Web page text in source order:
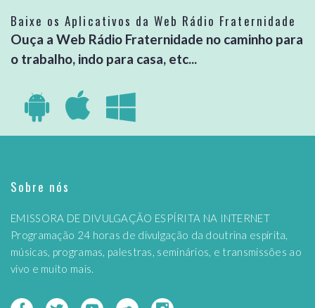
Baixe os Aplicativos da Web Rádio Fraternidade
Ouça a Web Rádio Fraternidade no caminho para
o trabalho, indo para casa, etc...
Sobre nós
EMISSORA DE DIVULGAÇÃO ESPÍRITA NA INTERNET
Programação 24 horas de divulgação da doutrina espírita,
músicas, programas, palestras, seminários, e transmissões ao
vivo e muito mais.